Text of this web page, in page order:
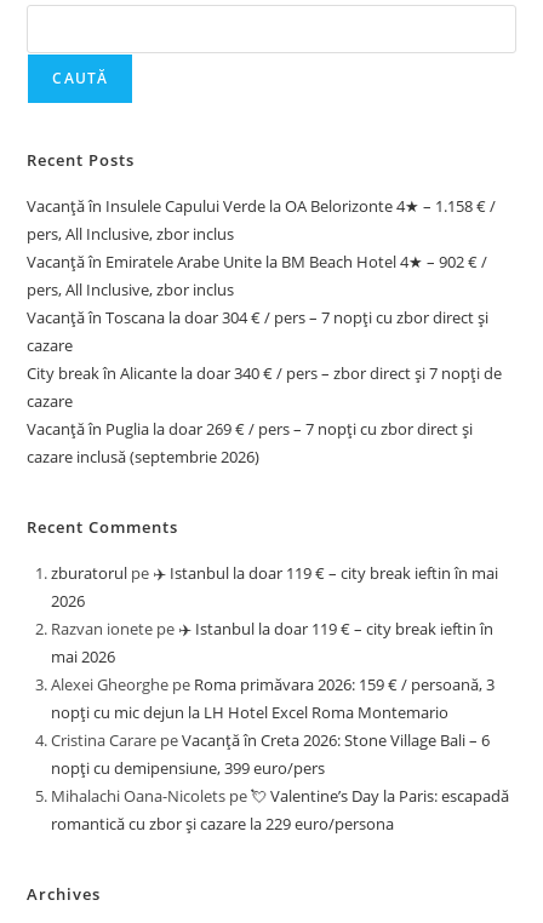
CAUTĂ
Recent Posts
Vacanță în Insulele Capului Verde la OA Belorizonte 4★ – 1.158 € /
pers, All Inclusive, zbor inclus
Vacanță în Emiratele Arabe Unite la BM Beach Hotel 4★ – 902 € /
pers, All Inclusive, zbor inclus
Vacanță în Toscana la doar 304 € / pers – 7 nopți cu zbor direct și
cazare
City break în Alicante la doar 340 € / pers – zbor direct și 7 nopți de
cazare
Vacanță în Puglia la doar 269 € / pers – 7 nopți cu zbor direct și
cazare inclusă (septembrie 2026)
Recent Comments
zburatorul pe ✈️ Istanbul la doar 119 € – city break ieftin în mai
2026
Razvan ionete pe ✈️ Istanbul la doar 119 € – city break ieftin în
mai 2026
Alexei Gheorghe pe Roma primăvara 2026: 159 € / persoană, 3
nopți cu mic dejun la LH Hotel Excel Roma Montemario
Cristina Carare peVacanță în Creta 2026: Stone Village Bali – 6
nopți cu demipensiune, 399 euro/pers
Mihalachi Oana-Nicolets pe💘 Valentine’s Day la Paris: escapadă
romantică cu zbor și cazare la 229 euro/persona
Archives